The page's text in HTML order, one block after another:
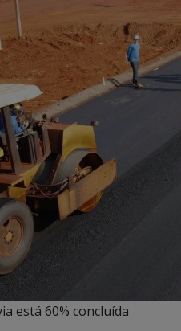
está 60% concluída